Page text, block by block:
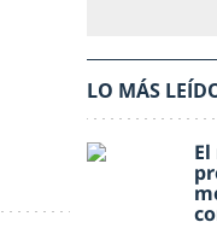
LO MÁS